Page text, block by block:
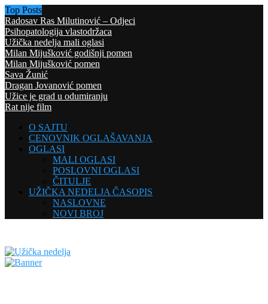
Top Posts
Radosav Ras Milutinović – Odjeci
Psihopatologija vlastodržaca
Užička nedelja mali oglasi
Milan Mijušković godišnji pomen
Milan Mijušković pomen
Sava Žunić
Dragan Jovanović pomen
Užice je grad u odumiranju
Rat nije film
O SAJTU
CENOVNIK OGLAŠAVANJA
OGLASI
MALI OGLASI
POSLOVNI OGLASI
ČITULJE
UŽIČKA NEDELJA ČASOPIS
NASLOVNE
NOVI BROJ